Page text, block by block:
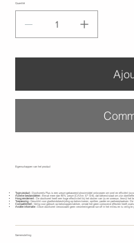
Quantité
Eigenschappen van het product
Type product : Dooikorrels Plus is een ureum-gebaseerd strooimiddel ontworpen om snel en efficiënt
Actieve bestanddelen : Bevat meer dan 90% ureum (CAS-nr. 57-13-6), dat bekend staat om zijn
Hoog rendement : De dooikorrel heeft een hoge effectiviteit bij het dooien van ijs en sneeuw, terwijl het
Toepassing : Geschikt voor gladheidsbestrijding op betonvloeren, opritten, paden en parkeerplaatsen.
Compatibiliteit : Veilig voor gebruik op betonoppervlakken, omdat het geen corrosieve effecten heeft
Andere informatie : Deze dooikorrel veroorzaakt geen verontreinigende run-off in het milieu en is veilig
Samenstelling